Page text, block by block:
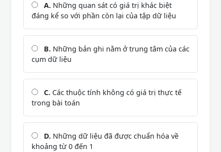
A. Những quan sát có giá trị khác biệt
đáng kể so với phần còn lại của tập dữ liệu
B. Những bản ghi nằm ở trung tâm của các
cụm dữ liệu
C. Các thuộc tính không có giá trị thực tế
trong bài toán
D. Những dữ liệu đã được chuẩn hóa về
khoảng từ 0 đến 1